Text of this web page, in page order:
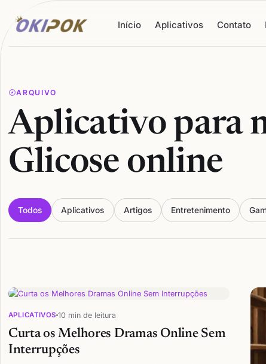
Início Aplicativos Contato
ARQUIVO
Aplicativo para
Glicose online
Todos Aplicativos Artigos Entretenimento
Articles
APLICATIVOS 10 min de leitura
Curta os Melhores Dramas Online Sem
Interrupções